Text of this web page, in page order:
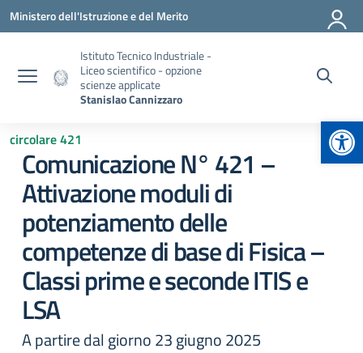
Vai ai contenuti
Vai al menu di navigazione
Vai al footer
Ministero dell'Istruzione e del Merito
Istituto Tecnico Industriale -
Liceo scientifico - opzione
scienze applicate
Stanislao Cannizzaro
circolare 421
Comunicazione N° 421 –
Attivazione moduli di
potenziamento delle
competenze di base di Fisica –
Classi prime e seconde ITIS e
LSA
A partire dal giorno 23 giugno 2025